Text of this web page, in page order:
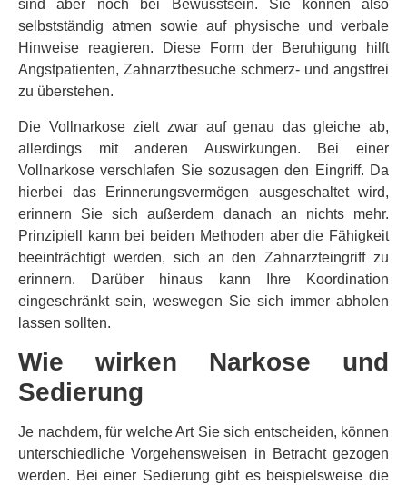
sind aber noch bei Bewusstsein. Sie können also
selbstständig atmen sowie auf physische und verbale
Hinweise reagieren. Diese Form der Beruhigung hilft
Angstpatienten, Zahnarztbesuche schmerz- und angstfrei
zu überstehen.
Die Vollnarkose zielt zwar auf genau das gleiche ab,
allerdings mit anderen Auswirkungen. Bei einer
Vollnarkose verschlafen Sie sozusagen den Eingriff. Da
hierbei das Erinnerungsvermögen ausgeschaltet wird,
erinnern Sie sich außerdem danach an nichts mehr.
Prinzipiell kann bei beiden Methoden aber die Fähigkeit
beeinträchtigt werden, sich an den Zahnarzteingriff zu
erinnern. Darüber hinaus kann Ihre Koordination
eingeschränkt sein, weswegen Sie sich immer abholen
lassen sollten.
Wie wirken Narkose und
Sedierung
Je nachdem, für welche Art Sie sich entscheiden, können
unterschiedliche Vorgehensweisen in Betracht gezogen
werden. Bei einer Sedierung gibt es beispielsweise die